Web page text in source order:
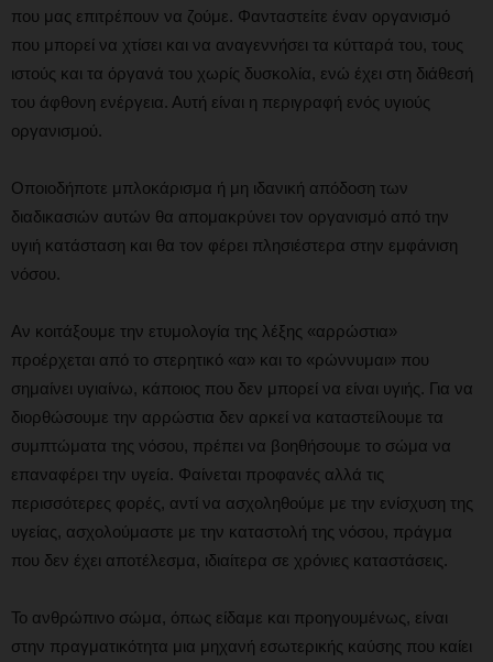
που μας επιτρέπουν να ζούμε. Φανταστείτε έναν οργανισμό
που μπορεί να χτίσει και να αναγεννήσει τα κύτταρά του, τους
ιστούς και τα όργανά του χωρίς δυσκολία, ενώ έχει στη διάθεσή
του άφθονη ενέργεια. Αυτή είναι η περιγραφή ενός υγιούς
οργανισμού.
Οποιοδήποτε μπλοκάρισμα ή μη ιδανική απόδοση των
διαδικασιών αυτών θα απομακρύνει τον οργανισμό από την
υγιή κατάσταση και θα τον φέρει πλησιέστερα στην εμφάνιση
νόσου.
Αν κοιτάξουμε την ετυμολογία της λέξης «αρρώστια»
προέρχεται από το στερητικό «α» και το «ρώννυμαι» που
σημαίνει υγιαίνω, κάποιος που δεν μπορεί να είναι υγιής. Για να
διορθώσουμε την αρρώστια δεν αρκεί να καταστείλουμε τα
συμπτώματα της νόσου, πρέπει να βοηθήσουμε το σώμα να
επαναφέρει την υγεία. Φαίνεται προφανές αλλά τις
περισσότερες φορές, αντί να ασχοληθούμε με την ενίσχυση της
υγείας, ασχολούμαστε με την καταστολή της νόσου, πράγμα
που δεν έχει αποτέλεσμα, ιδιαίτερα σε χρόνιες καταστάσεις.
Το ανθρώπινο σώμα, όπως είδαμε και προηγουμένως, είναι
στην πραγματικότητα μια μηχανή εσωτερικής καύσης που καίει